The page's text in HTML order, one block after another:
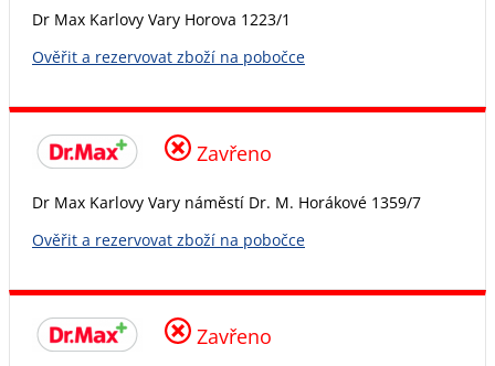
Dr Max Karlovy Vary Horova 1223/1
Ověřit a rezervovat zboží na pobočce
Zavřeno
Dr Max Karlovy Vary náměstí Dr. M. Horákové 1359/7
Ověřit a rezervovat zboží na pobočce
Zavřeno